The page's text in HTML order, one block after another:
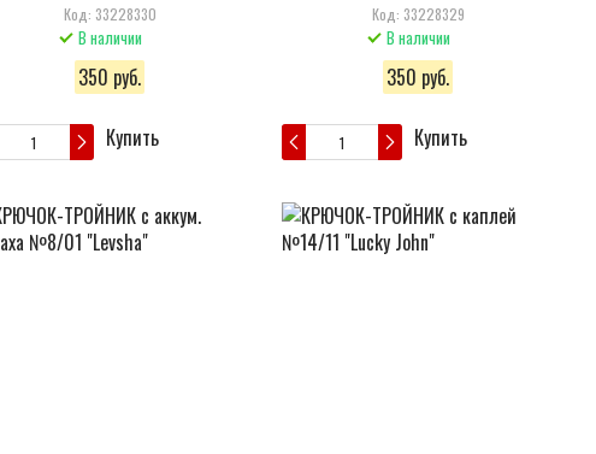
Код: 33228330
В наличии
350 руб.
Купить
Код: 33228329
В наличии
350 руб.
Купить